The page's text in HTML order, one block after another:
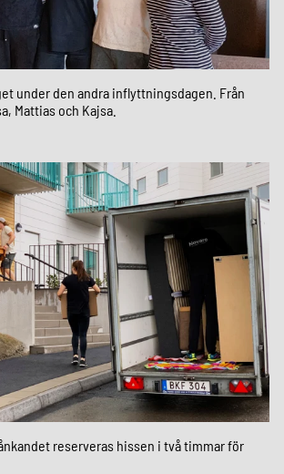
under den andra inflyttningsdagen. Från
Mattias och Kajsa.
reserveras hissen i två timmar för